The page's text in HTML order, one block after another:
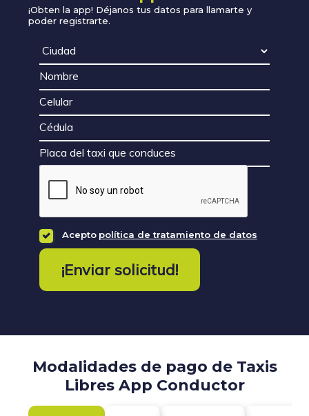
¡Obten la app! Déjanos tus datos para llamarte y
poder registrarte.
Acepto política de tratamiento de datos
¡Enviar solicitud!
Modalidades de pago de Taxis
Libres App Conductor